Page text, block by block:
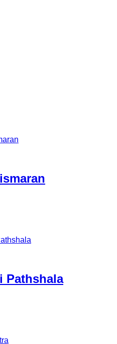
Pathshala